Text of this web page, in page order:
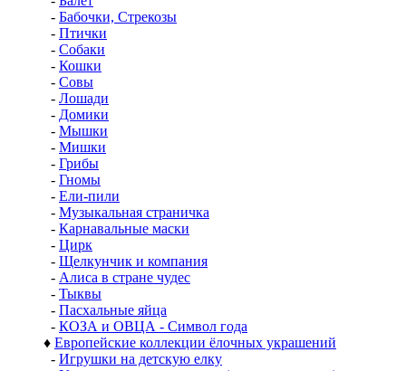
- Бабочки, Стрекозы
- Птички
- Собаки
- Кошки
- Совы
- Лошади
- Домики
- Мышки
- Мишки
- Грибы
- Гномы
- Ели-пили
- Музыкальная страничка
- Карнавальные маски
- Цирк
- Щелкунчик и компания
- Алиса в стране чудес
- Тыквы
- Пасхальные яйца
- КОЗА и ОВЦА - Символ года
♦ Европейские коллекции ёлочных украшений
- Игрушки на детскую елку